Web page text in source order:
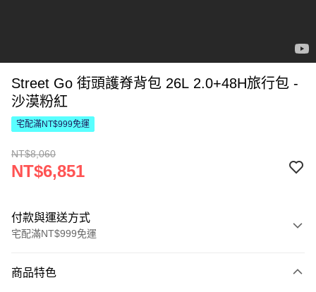
Street Go 街頭護脊背包 26L 2.0+48H旅行包 -
沙漠粉紅
宅配滿NT$999免運
NT$8,060
NT$6,851
付款與運送方式
宅配滿NT$999免運
信用卡一次付款
商品特色